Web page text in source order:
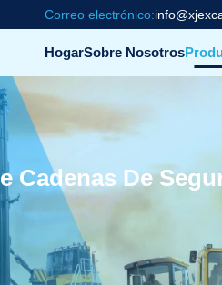
Correo electrónico:
HogarSobre Nosotros
Cadenas De